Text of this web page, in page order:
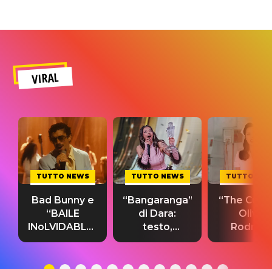
VIRAL
TUTTO NEWS
Bad Bunny e
“BAILE
INoLVIDABLE”:
testo,
significato
TUTTO NEWS
“Bangaranga”
di Dara:
testo,
traduzione e
del singolo
TUTTO
“The
Olivia
testo,